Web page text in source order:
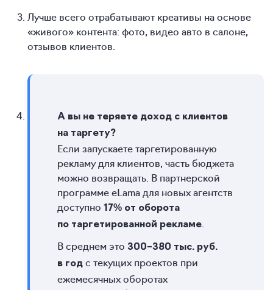
Лучше всего отрабатывают креативы на основе
«живого» контента: фото, видео авто в салоне,
отзывов клиентов.
А вы не теряете доход с клиентов
на таргету?
Если запускаете таргетированную
рекламу для клиентов, часть бюджета
можно возвращать. В партнерской
программе eLama для новых агентств
доступно 17% от оборота
по таргетированной рекламе
В среднем это 300–380 тыс. руб.
в год с текущих проектов при
ежемесячных оборотах